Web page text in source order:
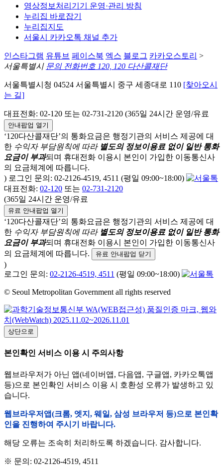
영상정보처리기기 운영·관리 방침
누리집 바로잡기
누리집지도
서울시 카카오톡 채널 추가
인스타그램 유튜브 페이스북 엑스 블로그 카카오스토리 >
서울특별시 문의 전화번호 120, 120 다산콜재단
서울특별시청 04524 서울특별시 중구 세종대로 110 [찾아오시
는 길]
대표전화: 02-120 또는 02-731-2120 (365일 24시간 운영/유료
안내팝업 열기
‘120다산콜재단’의 통화요금은 행정기관의 서비스 제공에 대
한 수익자 부담원칙에 따라 별도의 정보이용료 없이 일반 통화
요금이 부과되며 휴대전화 이용시 본인이 가입한 이동통신사
의 요금체계에 따릅니다.
) 로그인 문의: 02-2126-4519, 4511 (평일 09:00~18:00)
대표전화: 02-120 또는 02-731-2120
(365일 24시간 운영/유료
유료 안내팝업 열기
‘120다산콜재단’의 통화요금은 행정기관의 서비스 제공에 대
한 수익자 부담원칙에 따라 별도의 정보이용료 없이 일반 통화
요금이 부과되며 휴대전화 이용시 본인이 가입한 이동통신사
의 요금체계에 따릅니다.
유료 안내팝업 닫기
)
로그인 문의: 02-2126-4519, 4511 (평일 09:00~18:00)
© Seoul Metropolitan Government all rights reserved
상단으로
본인확인 서비스 이용 시 주의사항
웹브라우저가 아닌 앱(네이버앱, 다음앱, 구글앱, 카카오톡앱
등)으로 본인확인 서비스 이용 시 호환성 오류가 발생하고 있
습니다.
웹브라우저앱(크롬, 엣지, 웨일, 삼성 브라우저 등)으로 본인확
인을 진행하여 주시기 바랍니다.
해당 오류는 조속히 처리하도록 하겠습니다. 감사합니다.
※ 문의: 02-2126-4519, 4511